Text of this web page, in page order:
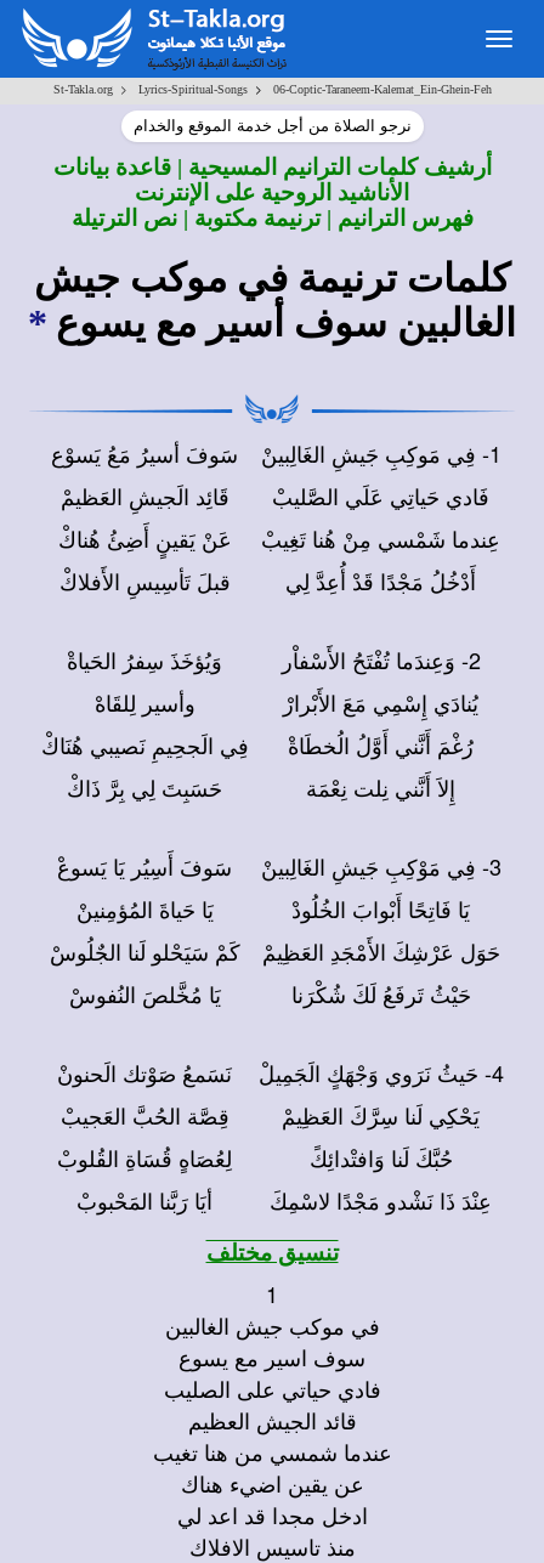
St-Takla.org> Lyrics-Spiritual-Songs> 06-Coptic-Taraneem-Kalemat_Ein-Ghein-Feh
نرجو الصلاة من أجل خدمة الموقع والخدام
أرشيف كلمات الترانيم المسيحية | قاعدة بيانات
الأناشيد الروحية على الإنترنت
فهرس الترانيم | ترنيمة مكتوبة | نص الترتيلة
كلمات ترنيمة في موكب جيش
الغالبين سوف أسير مع يسوع *
1- فِي مَوكِبِ جَيشِ الغَالِبينْ
فَادي حَياتِي عَلَي الصَّليبْ
عِندما شَمْسي مِنْ هُنا تَغِيبْ
أَدْخُلُ مَجْدًا قَدْ أُعِدَّ لِي
2- وَعِندَما تُفْتَحُ الأَسْفاْر
يُنادَي إِسْمِي مَعَ الأَبْرارْ
رُغْمَ أَنَّني أَوَّلُ الُخطَاةْ
إِلاَ أَنَّني نِلت نِعْمَة
3- فِي مَوْكِبِ جَيشِ الغَالِبينْ
يَا فَاتِحًا أَبْوابَ الخُلُودْ
حَوَل عَرْشِكَ الأَمْجَدِ العَظِيمْ
حَيْثُ تَرفَعُ لَكَ شُكْرَنا
4- حَيثُ نَرَوي وَجْهَكٍ الَجَمِيلْ
يَحْكِي لَنا سِرَّكَ العَظِيمْ
حُبَّكَ لَنا وَافتْدائِكً
عِنْدَ ذَا نَشْدو مَجْدًا لاسْمِكَ
سَوفَ أسيرُ مَعُ يَسوْع
قَائِد الَجيشِ العَظيمْ
عَنْ يَقينٍ أَضِئُ هُناكْ
قبلَ تَأسِيسِ الأَفلاكْ
وَيُؤخَذَ سِفرُ الحَياةْ
وأسير لِلقَاهْ
فِي الَجحِيمِ نَصيبي هُنَاكْ
حَسَبِتَ لِي بِرَّ ذَاكْ
سَوفَ أَسِيُر يَا يَسوعْ
يَا حَياةَ المُؤمِنينْ
كَمْ سَيَحْلو لَنا الجٌلُوسْ
يَا مُخَّلصَ النُفوسْ
نَسَمعُ صَوْتك الَحنونْ
قِصَّة الحُبَّ العَجيبْ
لِعُصَاهٍ قُسَاةِ القُلوبْ
أيَا رَبَّنا المَحْبوبْ
تنسيق مختلف
1
في موكب جيش الغالبين
سوف اسير مع يسوع
فادي حياتي على الصليب
قائد الجيش العظيم
عندما شمسي من هنا تغيب
عن يقين اضيء هناك
ادخل مجدا قد اعد لي
منذ تاسيس الافلاك